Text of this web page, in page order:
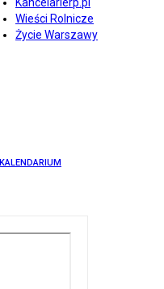
Wieści Rolnicze
Życie Warszawy
KALENDARIUM